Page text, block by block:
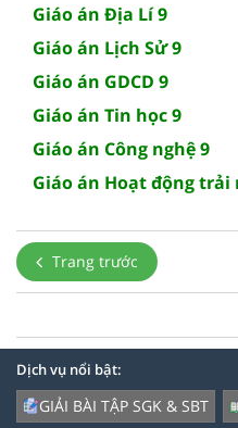
Giáo án Địa Lí 9
Giáo án Lịch Sử 9
Giáo án GDCD 9
Giáo án Tin học 9
Giáo án Công nghệ 9
Giáo án Hoạt động trải
Trang trước
Dịch vụ nổi bật:
GIẢI BÀI TẬP SGK & SBT